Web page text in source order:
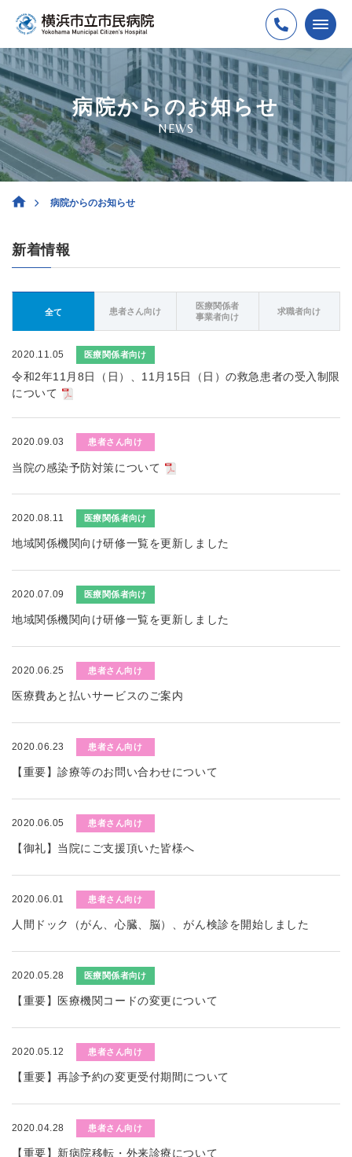
病院からのお知らせ
NEWS
病院からのお知らせ
新着情報
全て 患者さん向け
医療関係者
事業者向け
求職者向け
2020.11.05 医療関係者向け
令和2年11月8日（日）、11月15日（日）の救急患者の受入制限
について
2020.09.03 患者さん向け
当院の感染予防対策について
2020.08.11 医療関係者向け
地域関係機関向け研修一覧を更新しました
2020.07.09 医療関係者向け
地域関係機関向け研修一覧を更新しました
2020.06.25 患者さん向け
医療費あと払いサービスのご案内
2020.06.23 患者さん向け
【重要】診療等のお問い合わせについて
2020.06.05 患者さん向け
【御礼】当院にご支援頂いた皆様へ
2020.06.01 患者さん向け
人間ドック（がん、心臓、脳）、がん検診を開始しました
2020.05.28 医療関係者向け
【重要】医療機関コードの変更について
2020.05.12 患者さん向け
【重要】再診予約の変更受付期間について
2020.04.28 患者さん向け
【重要】新病院移転・外来診療について